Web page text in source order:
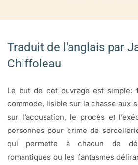
Traduit de l'anglais par
Chiffoleau
Le but de cet ouvrage est simple:
commode, lisible sur la chasse aux
sur l’accusation, le procès et
personnes pour crime de
qui permette à chacun de
romantiques ou les fantasmes